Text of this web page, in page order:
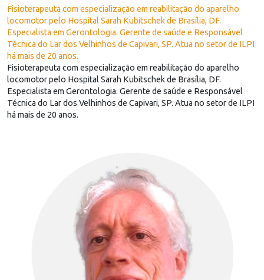
Fisioterapeuta com especialização em reabilitação do aparelho
locomotor pelo Hospital Sarah Kubitschek de Brasília, DF.
Especialista em Gerontologia. Gerente de saúde e Responsável
Técnica do Lar dos Velhinhos de Capivari, SP. Atua no setor de ILPI
há mais de 20 anos.
Fisioterapeuta com especialização em reabilitação do aparelho
locomotor pelo Hospital Sarah Kubitschek de Brasília, DF.
Especialista em Gerontologia. Gerente de saúde e Responsável
Técnica do Lar dos Velhinhos de Capivari, SP. Atua no setor de ILPI
há mais de 20 anos.